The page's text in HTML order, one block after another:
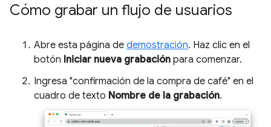
Cómo grabar un flujo de usuarios
Abre esta página de demostración. Haz clic en el
botón Iniciar nueva grabación para comenzar.
Ingresa "confirmación de la compra de café" en el
cuadro de texto Nombre de la grabación.